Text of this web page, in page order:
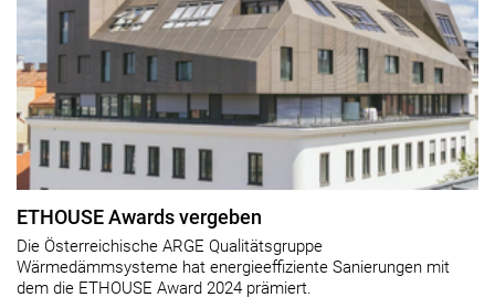
ETHOUSE Awards vergeben
Die Österreichische ARGE Qualitätsgruppe
Wärmedämmsysteme hat energieeffiziente Sanierungen mit
dem die ETHOUSE Award 2024 prämiert.